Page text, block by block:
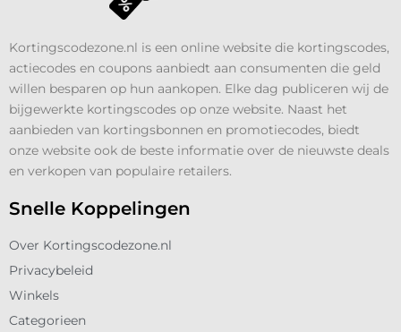
Kortingscodezone.nl is een online website die kortingscodes,
actiecodes en coupons aanbiedt aan consumenten die geld
willen besparen op hun aankopen. Elke dag publiceren wij de
bijgewerkte kortingscodes op onze website. Naast het
aanbieden van kortingsbonnen en promotiecodes, biedt
onze website ook de beste informatie over de nieuwste deals
en verkopen van populaire retailers.
Snelle Koppelingen
Over Kortingscodezone.nl
Privacybeleid
Winkels
Categorieen